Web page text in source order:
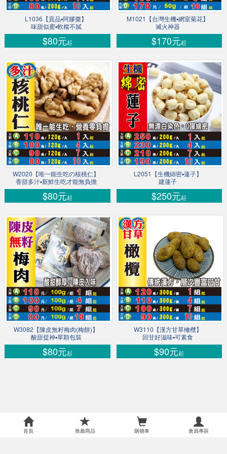
L1036【貢品▪阿膠棗】
味甜似蜜▪軟糯不膩
$80元起
M1021【台灣生機▪網室菊花】
滅火神器
$170元起
W2020【唯一能生吃の核桃仁】
香甜多汁▪新鮮生吃才能無負擔
$80元起
L2051【生機綿密▪蓮子】
建蓮子
$250元起
W3082【陳皮無籽梅肉(梅餅)】
酸甜提神▪單顆包裝
$80元起
W3110【漢方甘草橄欖】
回甘好滋味▪可素食
$90元起
首頁 推薦商品 購物車 會員專區